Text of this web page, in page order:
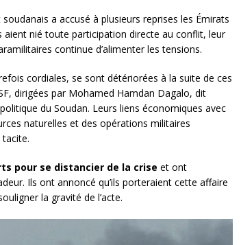
a accusé à plusieurs reprises les Émirats
aient nié toute participation directe au conflit, leur
continue d’alimenter les tensions.
cordiales, se sont détériorées à la suite de ces
dirigées par Mohamed Hamdan Dagalo, dit
du Soudan. Leurs liens économiques avec
naturelles et des opérations militaires
pour se distancier de la crise et ont
Ils ont annoncé qu’ils porteraient cette affaire
la gravité de l’acte.